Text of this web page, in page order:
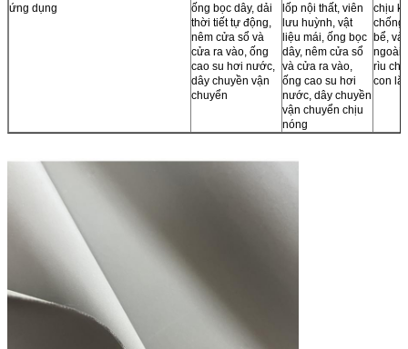
ứng dụng
ống bọc dây, dải
thời tiết tự động,
nêm cửa sổ và
cửa ra vào, ống
cao su hơi nước,
dây chuyền vận
chuyển
lốp nội thất, viên
lưu huỳnh, vật
liệu mái, ống bọc
dây, nêm cửa sổ
và cửa ra vào,
ống cao su hơi
nước, dây chuyền
vận chuyển chịu
nóng
chịu
chống
bể,
ngoài
rìu
con